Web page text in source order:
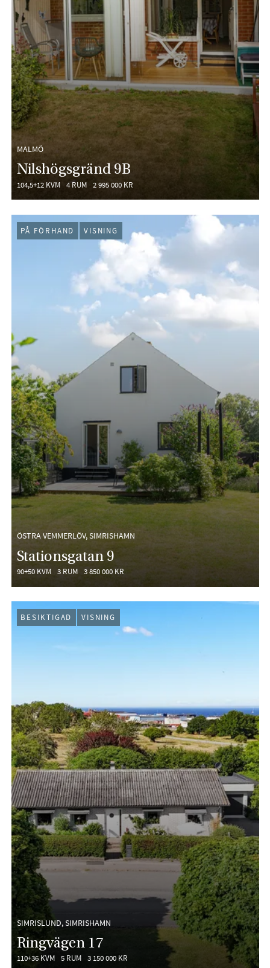
MALMÖ
Nilshögsgränd 9B
104,5+12 KVM 4 RUM 2 995 000 KR
ÖSTRA VEMMERLÖV, SIMRISHAMN
Stationsgatan 9
90+50 KVM 3 RUM 3 850 000 KR
PÅ FÖRHAND VISNING
SIMRISLUND, SIMRISHAMN
Ringvägen 17
110+36 KVM 5 RUM 3 150 000 KR
BESIKTIGAD VISNING